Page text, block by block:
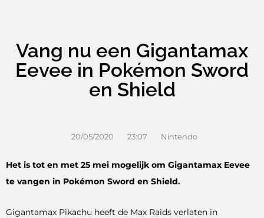
Vang nu een Gigantamax
Eevee in Pokémon Sword
en Shield
20/05/2020 23:07 Nintendo
Het is tot en met 25 mei mogelijk om Gigantamax Eevee
te vangen in Pokémon Sword en Shield.
Gigantamax Pikachu heeft de Max Raids verlaten in